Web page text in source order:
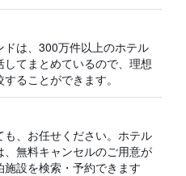
ドは、300万件以上のホテル
てまとめているので、理想
ることができます。
、お任せください。ホテル
、無料キャンセルのご用意が
設を検索・予約できます